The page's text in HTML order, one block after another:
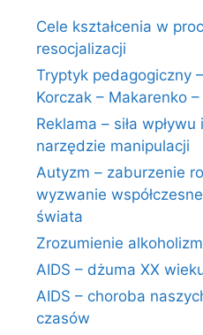
Cele kształcenia w
resocjalizacji
Tryptyk pedagogiczny –
Korczak – Makarenko
Reklama – siła wpływu i
narzędzie manipulacji
Autyzm – zaburzenie
wyzwanie
świata
Zrozumienie
AIDS – dżuma XX
AIDS – choroba
czasów